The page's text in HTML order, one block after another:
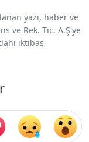
yazı, haber ve
ve Rek. Tic. A.Ş'ye
iktibas